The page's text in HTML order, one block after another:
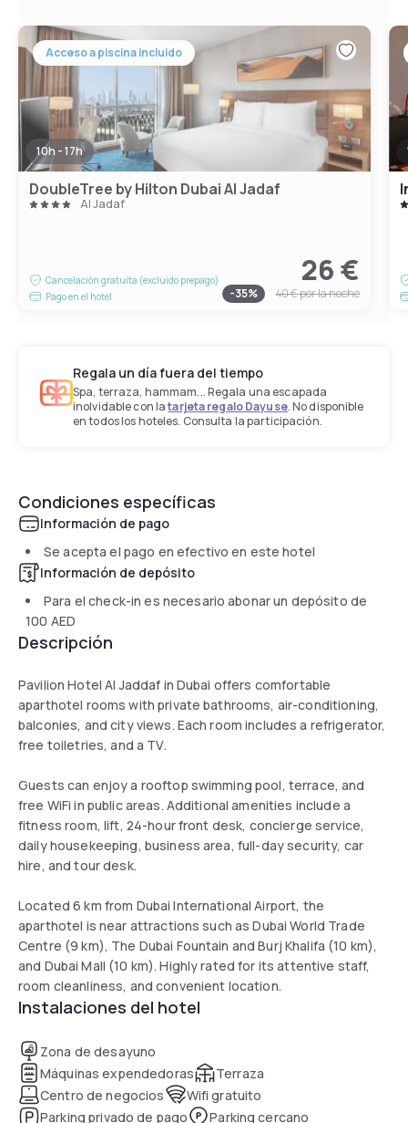
Acceso a piscina incluido
10h - 17h
DoubleTree by Hilton Dubai Al Jadaf
Al Jadaf
Cancelación gratuita (excluido prepago)
Pago en el hotel
26 €
-35% 40 €por la noche
Regala un día fuera del tiempo
Spa, terraza, hammam... Regala una escapada
inolvidable con latarjeta regalo Dayuse. No disponible
en todos los hoteles. Consulta la participación.
Condiciones específicas
Información de pago
Se acepta el pago en efectivo en este hotel
Información de depósito
Para el check-in es necesario abonar un depósito de
100 AED
Descripción
Pavilion Hotel Al Jaddaf in Dubai offers comfortable
aparthotel rooms with private bathrooms, air-conditioning,
balconies, and city views. Each room includes a refrigerator,
free toiletries, and a TV.
Guests can enjoy a rooftop swimming pool, terrace, and
free WiFi in public areas. Additional amenities include a
fitness room, lift, 24-hour front desk, concierge service,
daily housekeeping, business area, full-day security, car
hire, and tour desk.
Located 6 km from Dubai International Airport, the
aparthotel is near attractions such as Dubai World Trade
Centre (9 km), The Dubai Fountain and Burj Khalifa (10 km),
and Dubai Mall (10 km). Highly rated for its attentive staff,
room cleanliness, and convenient location.
Instalaciones del hotel
Zona de desayuno
Máquinas expendedoras
Terraza
Centro de negocios
Wifi gratuito
Parking privado de pago
Parking cercano